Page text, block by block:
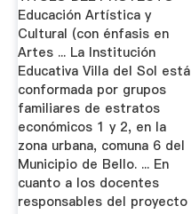
Educación Artística y
Cultural (con énfasis en
Artes ... La Institución
Educativa Villa del Sol está
conformada por grupos
familiares de estratos
económicos 1 y 2, en la
zona urbana, comuna 6 del
Municipio de Bello. ... En
cuanto a los docentes
responsables del proyecto